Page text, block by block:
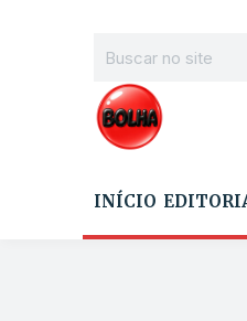
INÍCIO